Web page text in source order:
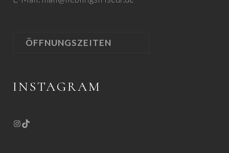
ÖFFNUNGSZEITEN
INSTAGRAM
Instagram
TikTok